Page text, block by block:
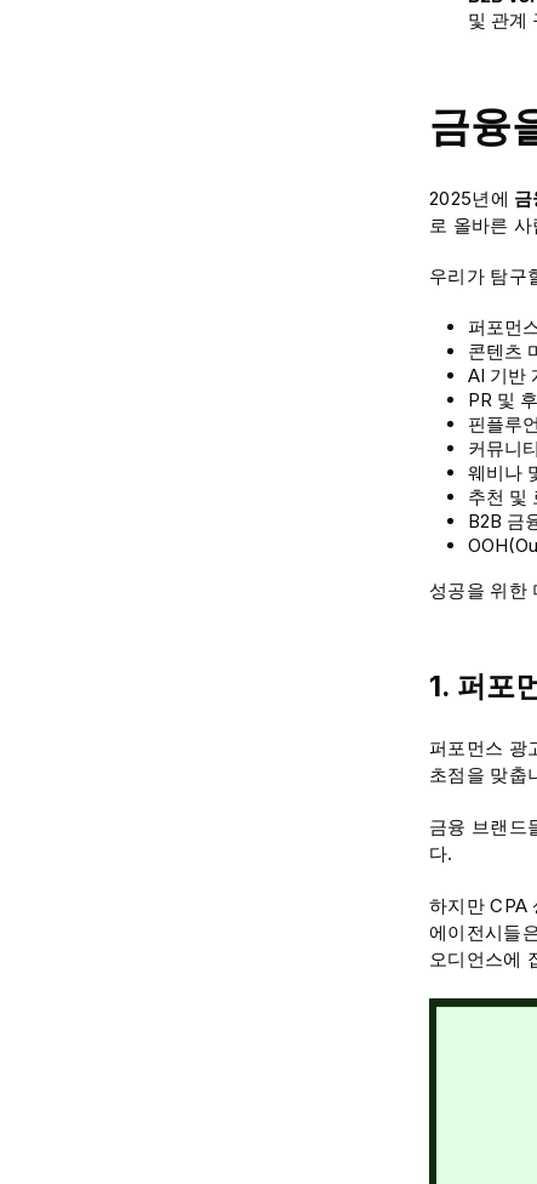
및 관계
금융
2025년에
로 올바른
우리가 탐구
퍼포먼
콘텐츠
AI 기반
PR 및
핀플루
커뮤니
웨비나
추천 및
B2B 금
성공을 위한
1. 퍼포
퍼포먼스 광
초점을 맞춥
금융 브랜드
다.
하지만 CPA
에이전시들
오디언스에